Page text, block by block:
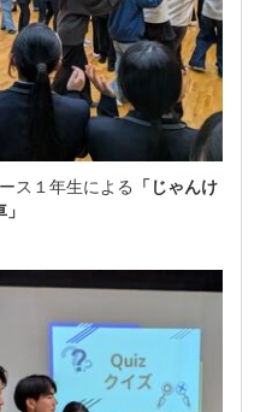
ス１年生による 「じゃんけ